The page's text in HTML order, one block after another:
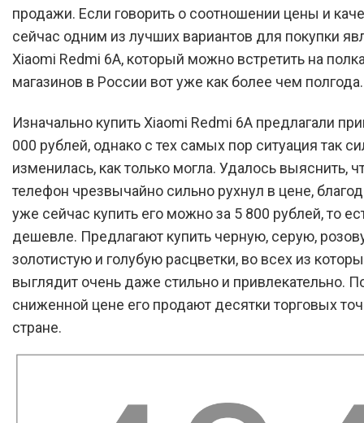
продажи. Если говорить о соотношении цены и
сейчас одним из лучших вариантов для покупки
Xiaomi Redmi 6A, который можно встретить на
магазинов в России вот уже как более чем полгода.
Изначально купить Xiaomi Redmi 6A предлагали
000 рублей, однако с тех самых пор ситуация так
изменилась, как только могла. Удалось выяснить,
телефон чрезвычайно сильно рухнул в цене,
уже сейчас купить его можно за 5 800 рублей, то
дешевле. Предлагают купить черную, серую,
золотистую и голубую расцветки, во всех из
выглядит очень даже стильно и привлекательно.
сниженной цене его продают десятки торговых
стране.